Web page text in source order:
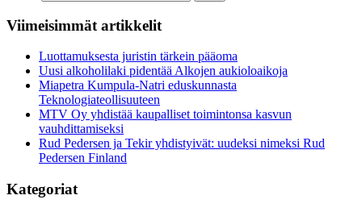
Viimeisimmät artikkelit
Luottamuksesta juristin tärkein pääoma
Uusi alkoholilaki pidentää Alkojen aukioloaikoja
Miapetra Kumpula-Natri eduskunnasta
Teknologiateollisuuteen
MTV Oy yhdistää kaupalliset toimintonsa kasvun
vauhdittamiseksi
Rud Pedersen ja Tekir yhdistyivät: uudeksi nimeksi Rud
Pedersen Finland
Kategoriat